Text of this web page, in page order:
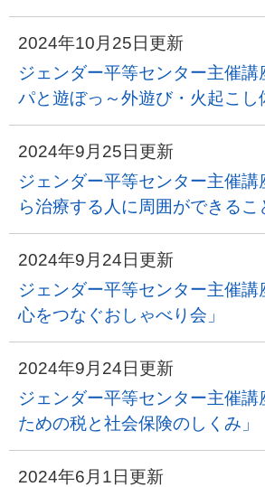
2024年10月25日更新
ジェンダー平等センター主催講
パと遊ぼっ～外遊び・火起こし
2024年9月25日更新
ジェンダー平等センター主催講
ら治療する人に周囲ができるこ
2024年9月24日更新
ジェンダー平等センター主催講
心をつなぐおしゃべり会」
2024年9月24日更新
ジェンダー平等センター主催講
ための税と社会保険のしくみ」
2024年6月1日更新